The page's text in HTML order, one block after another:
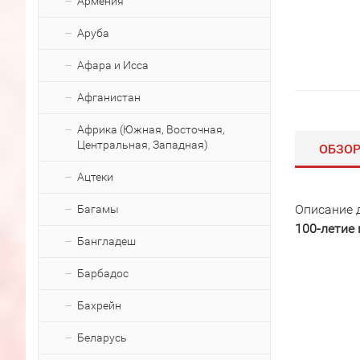
Аруба
Афара и Исса
Афганистан
Африка (Южная, Восточная,
Центральная, Западная)
Ацтеки
Багамы
Бангладеш
Барбадос
Бахрейн
Беларусь
ОБЗОР
Описание
100-